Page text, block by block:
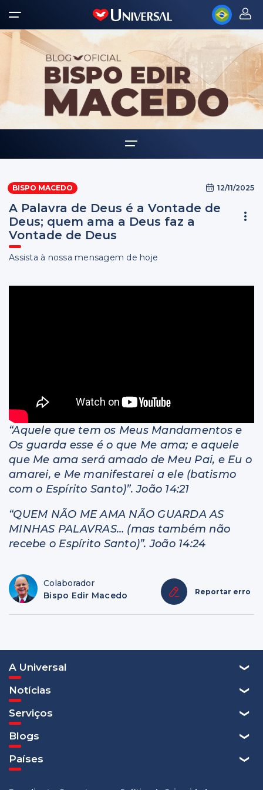
Biografia
Multimídia
Palavra Amiga
BISPO MACEDO 12/11/2025
A Palavra de Deus é a Vontade de
Deus; quem ama a Deus faz a
Vontade de Deus
Assista à nossa mensagem de hoje
“Aquele que tem os Meus Mandamentos e
Os guarda esse é o que Me ama; e aquele
que Me ama será amado de Meu Pai, e Eu o
amarei, e Me manifestarei a ele (batismo
com o Espírito Santo)”. João 14:21
“QUEM NÃO ME AMA NÃO GUARDA AS
MINHAS PALAVRAS… (mas também não
recebe o Espírito Santo)”. João 14:24
Colaborador
Bispo Edir Macedo
Reportar erro
A Universal
Notícias
Serviços
Blogs
Países